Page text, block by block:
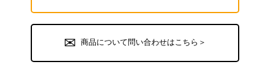
商品について問い合わせはこちら＞